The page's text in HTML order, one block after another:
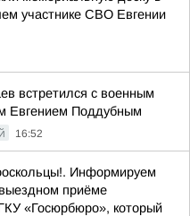
участнике СВО Евгении
встретился с военным
Евгением Поддубным
16:52
Информируем
приёме
«Госюрбюро», который